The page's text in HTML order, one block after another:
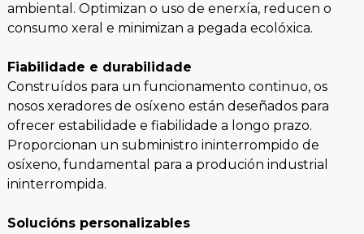
ambiental. Optimizan o uso de enerxía, reducen o
consumo xeral e minimizan a pegada ecolóxica.
Fiabilidade e durabilidade
Construídos para un funcionamento continuo, os
nosos xeradores de osíxeno están deseñados para
ofrecer estabilidade e fiabilidade a longo prazo.
Proporcionan un subministro ininterrompido de
osíxeno, fundamental para a produción industrial
ininterrompida.
Solucións personalizables